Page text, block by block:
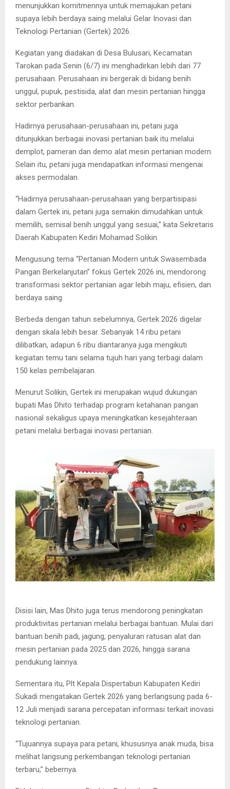
menunjukkan komitmennya untuk memajukan petani
supaya lebih berdaya saing melalui Gelar Inovasi dan
Teknologi Pertanian (Gertek) 2026.
Kegiatan yang diadakan di Desa Bulusari, Kecamatan
Tarokan pada Senin (6/7) ini menghadirkan lebih dari 77
perusahaan. Perusahaan ini bergerak di bidang benih
unggul, pupuk, pestisida, alat dan mesin pertanian hingga
sektor perbankan.
Hadirnya perusahaan-perusahaan ini, petani juga
ditunjukkan berbagai inovasi pertanian baik itu melalui
demplot, pameran dan demo alat mesin pertanian modern.
Selain itu, petani juga mendapatkan informasi mengenai
akses permodalan.
“Hadirnya perusahaan-perusahaan yang berpartisipasi
dalam Gertek ini, petani juga semakin dimudahkan untuk
memilih, semisal benih unggul yang sesuai,” kata Sekretaris
Daerah Kabupaten Kediri Mohamad Solikin.
Mengusung tema “Pertanian Modern untuk Swasembada
Pangan Berkelanjutan” fokus Gertek 2026 ini, mendorong
transformasi sektor pertanian agar lebih maju, efisien, dan
berdaya saing.
Berbeda dengan tahun sebelumnya, Gertek 2026 digelar
dengan skala lebih besar. Sebanyak 14 ribu petani
dilibatkan, adapun 6 ribu diantaranya juga mengikuti
kegiatan temu tani selama tujuh hari yang terbagi dalam
150 kelas pembelajaran.
Menurut Solikin, Gertek ini merupakan wujud dukungan
bupati Mas Dhito terhadap program ketahanan pangan
nasional sekaligus upaya meningkatkan kesejahteraan
petani melalui berbagai inovasi pertanian.
Disisi lain, Mas Dhito juga terus mendorong peningkatan
produktivitas pertanian melalui berbagai bantuan. Mulai dari
bantuan benih padi, jagung, penyaluran ratusan alat dan
mesin pertanian pada 2025 dan 2026, hingga sarana
pendukung lainnya.
Sementara itu, Plt Kepala Dispertabun Kabupaten Kediri
Sukadi mengatakan Gertek 2026 yang berlangsung pada 6-
12 Juli menjadi sarana percepatan informasi terkait inovasi
teknologi pertanian.
“Tujuannya supaya para petani, khususnya anak muda, bisa
melihat langsung perkembangan teknologi pertanian
terbaru,” bebernya.